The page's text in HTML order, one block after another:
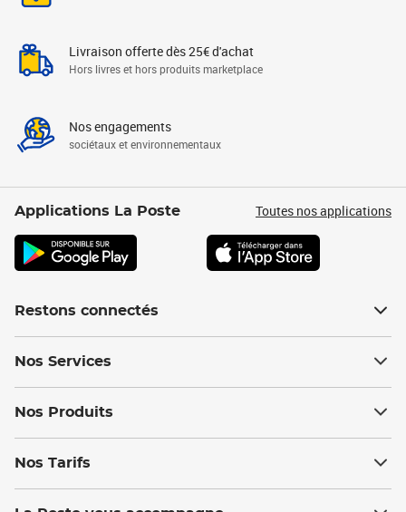
Livraison offerte dès 25€ d'achat
Hors livres et hors produits marketplace
Nos engagements
sociétaux et environnementaux
Applications La Poste Toutes nos applications
Restons connectés
Nos Services
Nos Produits
Nos Tarifs